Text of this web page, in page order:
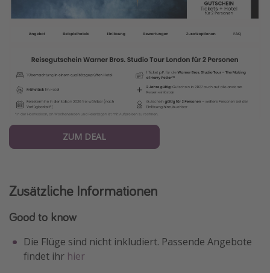
ZUM DEAL
Zusätzliche Informationen
Good to know
Die Flüge sind nicht inkludiert. Passende Angebote
findet ihr hier